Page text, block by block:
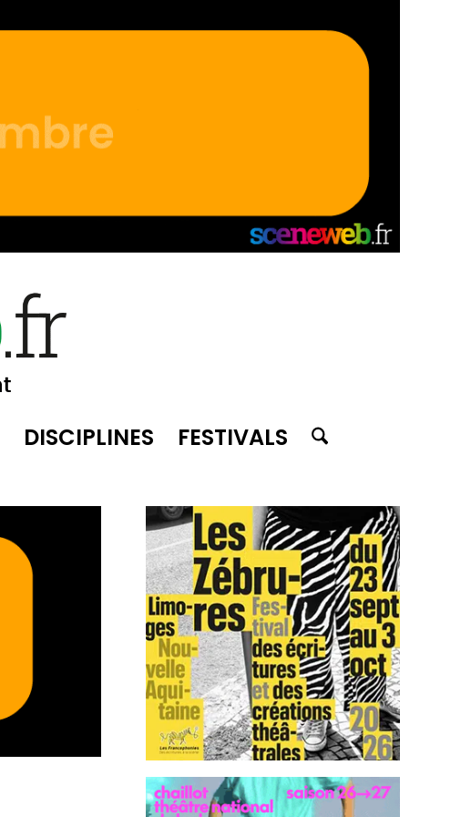
DISCIPLINES FESTIVALS